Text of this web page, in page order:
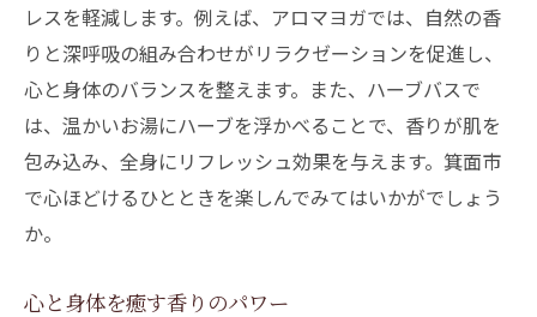
レスを軽減します。例えば、アロマヨガでは、自然の香
りと深呼吸の組み合わせがリラクゼーションを促進し、
心と身体のバランスを整えます。また、ハーブバスで
は、温かいお湯にハーブを浮かべることで、香りが肌を
包み込み、全身にリフレッシュ効果を与えます。箕面市
で心ほどけるひとときを楽しんでみてはいかがでしょう
か。
心と身体を癒す香りのパワー